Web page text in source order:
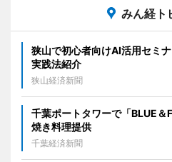
みん経ト
狭山で初心者向けAI活用セミ
実践法紹介
狭山経済新聞
千葉ポートタワーで「BLUE
焼き料理提供
千葉経済新聞